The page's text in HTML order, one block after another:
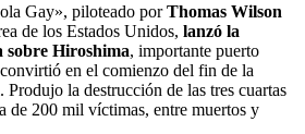
Gay», piloteado porThomas Wilson
de los Estados Unidos, lanzó la
sobre Hiroshima, importante puerto
en el comienzo del fin de la
la destrucción de las tres cuartas
de 200 mil víctimas, entre muertos y